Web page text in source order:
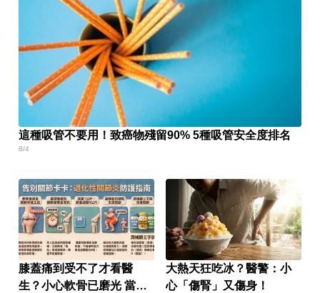
這種吸管不要用！致癌物殘留90% 5種吸管安全度排名
8/4
膝蓋痛到受不了才看醫
生？小心軟骨已磨光 當心
大熱天狂吃冰？醫警：小
心「傷腎」又傷身！